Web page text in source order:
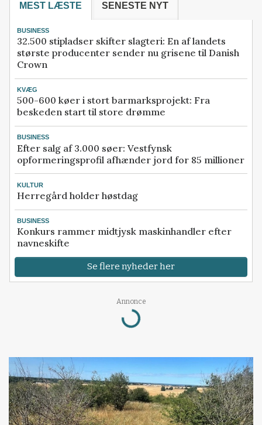
MEST LÆSTE SENESTE NYT
BUSINESS
32.500 stipladser skifter slagteri: En af landets
største producenter sender nu grisene til Danish
Crown
KVÆG
500-600 køer i stort barmarksprojekt: Fra
beskeden start til store drømme
BUSINESS
Efter salg af 3.000 søer: Vestfynsk
opformeringsprofil afhænder jord for 85 millioner
KULTUR
Herregård holder høstdag
BUSINESS
Konkurs rammer midtjysk maskinhandler efter
navneskifte
Se flere nyheder her
Annonce
Loading...